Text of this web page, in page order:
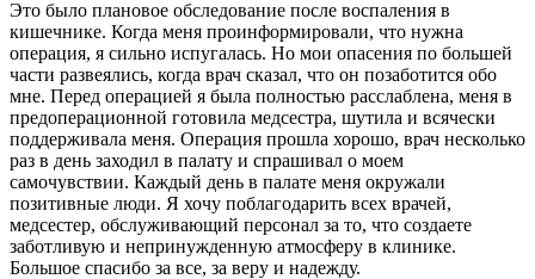
Это было плановое обследование после воспаления в
кишечнике. Когда меня проинформировали, что нужна
операция, я сильно испугалась. Но мои опасения по большей
части развеялись, когда врач сказал, что он позаботится обо
мне. Перед операцией я была полностью расслаблена, меня в
предоперационной готовила медсестра, шутила и всячески
поддерживала меня. Операция прошла хорошо, врач несколько
раз в день заходил в палату и спрашивал о моем
самочувствии. Каждый день в палате меня окружали
позитивные люди. Я хочу поблагодарить всех врачей,
медсестер, обслуживающий персонал за то, что создаете
заботливую и непринужденную атмосферу в клинике.
Большое спасибо за все, за веру и надежду.